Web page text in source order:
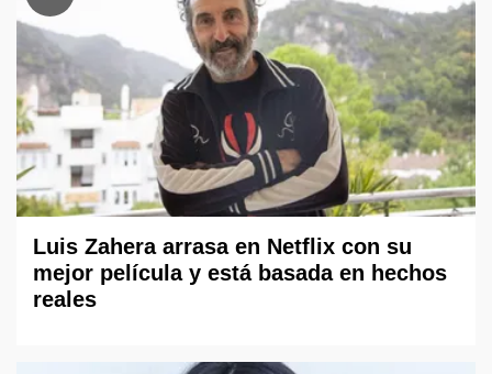
Luis Zahera arrasa en Netflix con su
mejor película y está basada en hechos
reales